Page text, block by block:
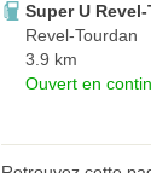
Super U
Revel-Tourdan
3.9 km
Ouvert en